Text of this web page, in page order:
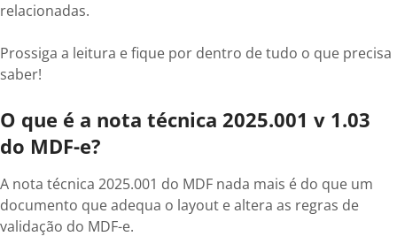
relacionadas.
Prossiga a leitura e fique por dentro de tudo o que precisa
saber!
O que é a nota técnica 2025.001 v 1.03
do MDF-e?
A nota técnica 2025.001 do MDF nada mais é do que um
documento que adequa o layout e altera as regras de
validação do MDF-e.